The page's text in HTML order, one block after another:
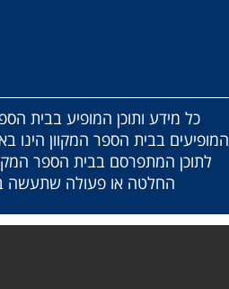
כל מידע ותוכן המופיע בבית
המופיעים בבית הספר המקוון הינו
לתוכן המתפרסם בבית הספר
החלטה או פעולה שתעשה